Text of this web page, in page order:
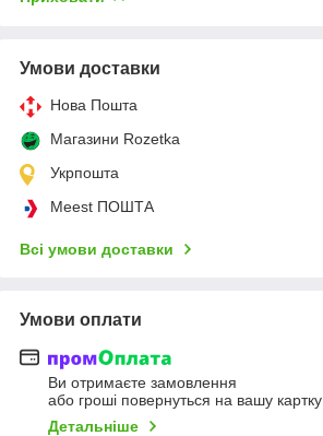
Умови доставки
Нова Пошта
Магазини Rozetka
Укрпошта
Meest ПОШТА
Всі умови доставки
Умови оплати
Ви отримаєте замовлення
або гроші повернуться на вашу картку
Детальніше